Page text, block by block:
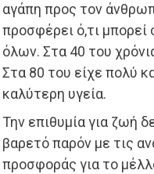
αγάπη προς τον
προσφέρει ό,τι μπορεί
όλων. Στα 40 του
Στα 80 του είχε πολύ
καλύτερη υγεία.
Την επιθυμία για ζωή
βαρετό παρόν με τις
προσφοράς για το